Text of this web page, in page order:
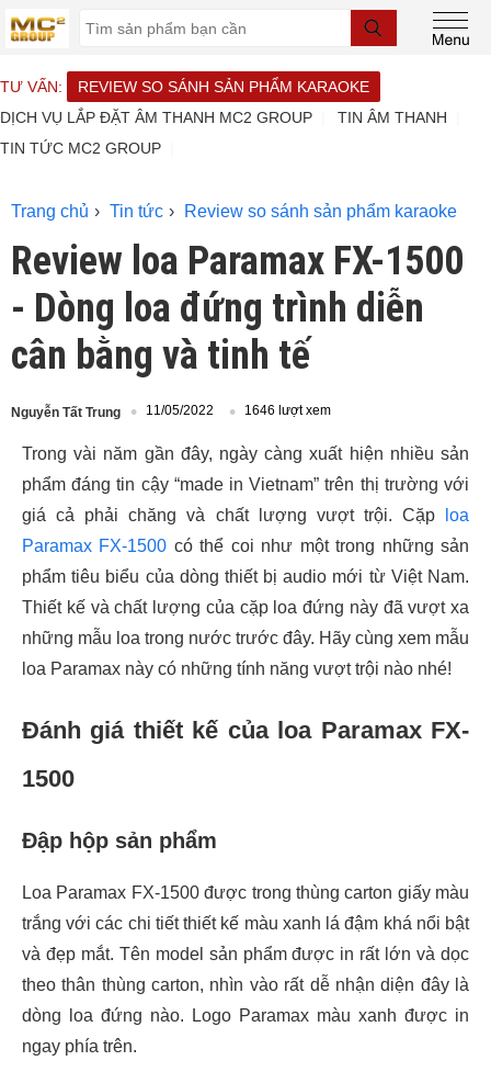
TƯ VẤN:
REVIEW SO SÁNH SẢN PHẨM KARAOKE
DỊCH VỤ LẮP ĐẶT ÂM THANH MC2 GROUP
TIN ÂM THANH
TIN TỨC MC2 GROUP
Trang chủ Tin tức Review so sánh sản phẩm karaoke
Review loa Paramax FX-1500
- Dòng loa đứng trình diễn
cân bằng và tinh tế
Nguyễn Tất Trung 11/05/2022 1646 lượt xem
Trong vài năm gần đây, ngày càng xuất hiện nhiều sản
phẩm đáng tin cậy “made in Vietnam” trên thị trường với
giá cả phải chăng và chất lượng vượt trội. Cặp
loa
Paramax FX-1500 có thể coi như một trong những sản
phẩm tiêu biểu của dòng thiết bị audio mới từ Việt Nam.
Thiết kế và chất lượng của cặp loa đứng này đã vượt xa
những mẫu loa trong nước trước đây. Hãy cùng xem mẫu
loa Paramax này có những tính năng vượt trội nào nhé!
Đánh giá thiết kế của loa Paramax FX-
1500
Đập hộp sản phẩm
Loa Paramax FX-1500 được trong thùng carton giấy màu
trắng với các chi tiết thiết kế màu xanh lá đậm khá nổi bật
và đẹp mắt. Tên model sản phẩm được in rất lớn và dọc
theo thân thùng carton, nhìn vào rất dễ nhận diện đây là
dòng loa đứng nào. Logo Paramax màu xanh được in
ngay phía trên.